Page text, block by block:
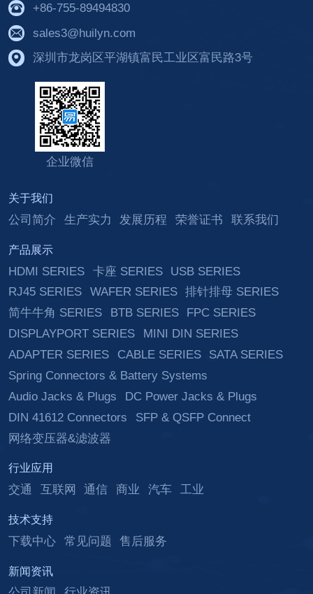
+86-755-89494830
sales3@huilyn.com
深圳市龙岗区平湖镇富民工业区富民路3号
企业微信
关于我们
公司简介 生产实力 发展历程 荣誉证书 联系我们
产品展示
HDMI SERIES 卡座 SERIES
USB SERIES
RJ45 SERIES
WAFER SERIES
排针排母 SERIES
简牛牛角 SERIES
BTB SERIES
FPC SERIES
DISPLAYPORT SERIES
MINI DIN SERIES
ADAPTER SERIES
CABLE SERIES
SATA SERIES
Spring Connectors & Battery Systems
Audio Jacks & Plugs
DC Power Jacks & Plugs
DIN 41612 Connectors
SFP & QSFP Connect
网络变压器&滤波器
行业应用
交通 互联网 通信 商业 汽车 工业
技术支持
下载中心 常见问题 售后服务
新闻资讯